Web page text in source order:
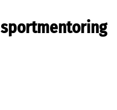
sportmentoring